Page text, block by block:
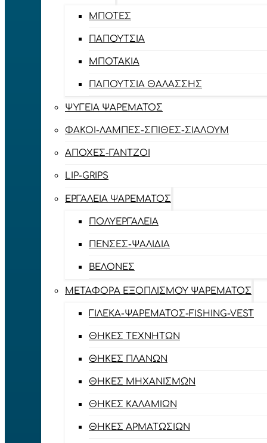
ΜΠΌΤΕΣ
ΠΑΠΟΎΤΣΙΑ
ΜΠΟΤΆΚΙΑ
ΠΑΠΟΎΤΣΙΑ ΘΑΛΆΣΣΗΣ
ΨΥΓΕΊΑ ΨΑΡΈΜΑΤΟΣ
ΦΑΚΟΊ-ΛΆΜΠΕΣ-ΣΠΊΘΕΣ-ΣΊΑΛΟΥΜ
ΑΠΌΧΕΣ-ΓΆΝΤΖΟΙ
LIP-GRIPS
EΡΓΑΛΕΊΑ ΨΑΡΈΜΑΤΟΣ
ΠΟΛΥΕΡΓΑΛΕΊΑ
ΠΈΝΣΕΣ-ΨΑΛΊΔΙΑ
ΒΕΛΌΝΕΣ
ΜΕΤΑΦΟΡΆ ΕΞΟΠΛΙΣΜΟΎ ΨΑΡΈΜΑΤΟΣ
ΓΙΛΈΚΑ-ΨΑΡΈΜΑΤΟΣ-FISHING-VEST
ΘΉΚΕΣ ΤΕΧΝΗΤΏΝ
ΘΉΚΕΣ ΠΛΆΝΩΝ
ΘΉΚΕΣ ΜΗΧΑΝΙΣΜΏΝ
ΘΉΚΕΣ ΚΑΛΑΜΙΏΝ
ΘΉΚΕΣ ΑΡΜΑΤΩΣΙΏΝ